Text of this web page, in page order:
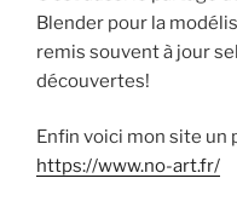
Blender pour la
remis souvent à jour
découvertes!
Enfin voici mon site un
https://www.no-art.fr/